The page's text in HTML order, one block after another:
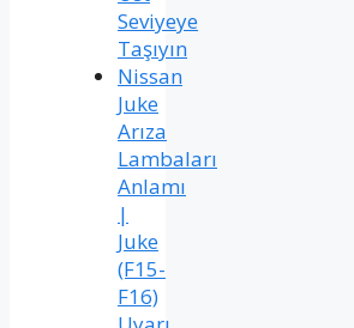
Seviyeye
Taşıyın
Nissan
Juke
Arıza
Lambaları
Anlamı
|
Juke
(F15-
F16)